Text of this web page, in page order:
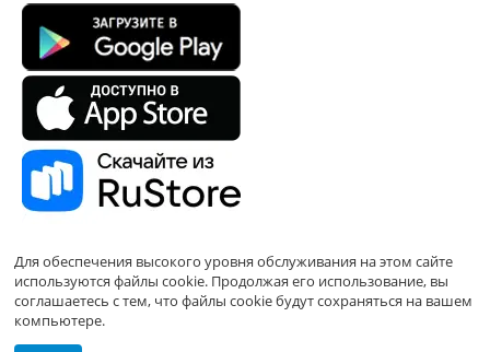
Для обеспечения высокого уровня обслуживания на этом сайте
используются файлы cookie. Продолжая его использование, вы
соглашаетесь с тем, что файлы cookie будут сохраняться на вашем
компьютере.